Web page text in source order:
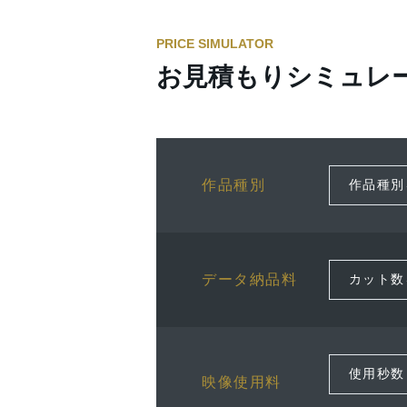
PRICE SIMULATOR
お見積もりシミュレ
作品種別
データ納品料
映像使用料